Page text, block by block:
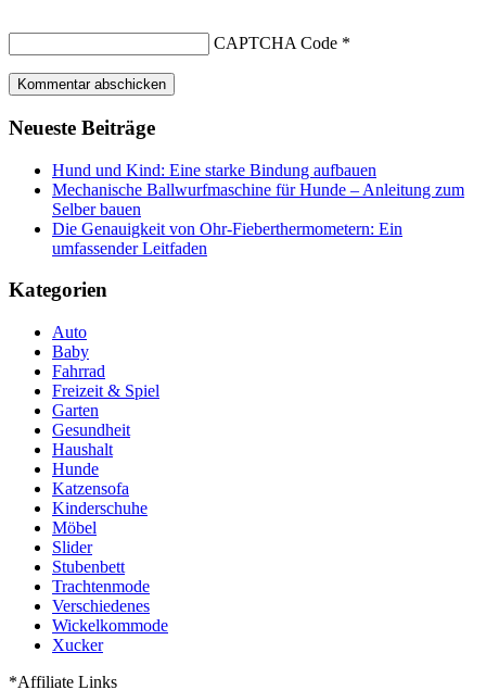
CAPTCHA Code *
Neueste Beiträge
Hund und Kind: Eine starke Bindung aufbauen
Mechanische Ballwurfmaschine für Hunde – Anleitung zum
Selber bauen
Die Genauigkeit von Ohr-Fieberthermometern: Ein
umfassender Leitfaden
Kategorien
Auto
Baby
Fahrrad
Freizeit & Spiel
Garten
Gesundheit
Haushalt
Hunde
Katzensofa
Kinderschuhe
Möbel
Slider
Stubenbett
Trachtenmode
Verschiedenes
Wickelkommode
Xucker
*Affiliate Links